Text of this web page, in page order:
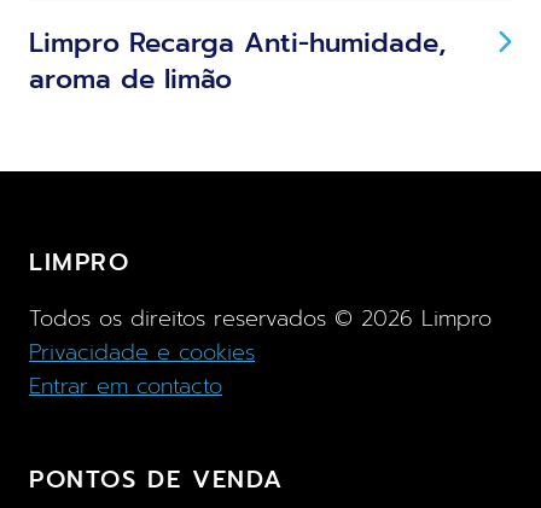
Limpro Recarga Anti-humidade,
aroma de limão
LIMPRO
Todos os direitos reservados © 2026 Limpro
Privacidade e cookies
Entrar em contacto
PONTOS DE VENDA